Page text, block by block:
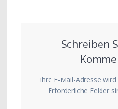
Schreiben
Ihre E-Mail-Adresse
Erforderliche Felder